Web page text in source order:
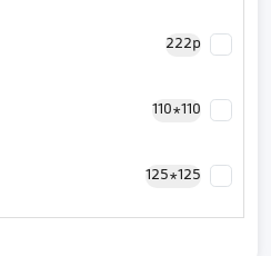
رزگلد مسی
طلایی
222p
110*110
125*125